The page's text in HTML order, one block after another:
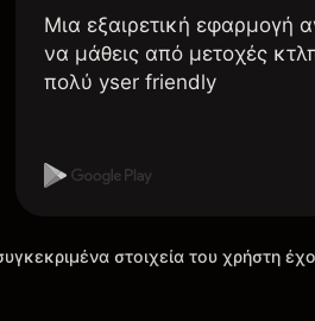
Μια εξαιρετική εφαρμογή
να μάθεις από μετοχές
πολύ yser friendly
στοιχεία του χρήστη